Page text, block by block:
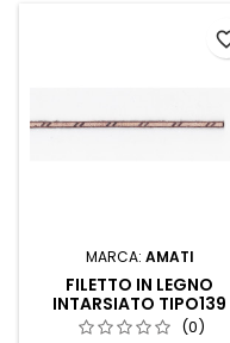
MARCA: AMATI
FILETTO IN LEGNO
INTARSIATO TIPO139
(0)